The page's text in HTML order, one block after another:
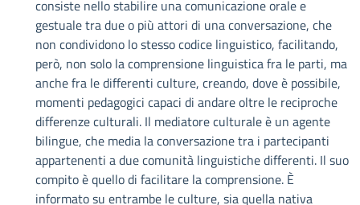
consiste nello stabilire una comunicazione orale e
gestuale tra due o più attori di una conversazione, che
non condividono lo stesso codice linguistico, facilitando,
però, non solo la comprensione linguistica fra le parti, ma
anche fra le differenti culture, creando, dove è possibile,
momenti pedagogici capaci di andare oltre le reciproche
differenze culturali. Il mediatore culturale è un agente
bilingue, che media la conversazione tra i partecipanti
appartenenti a due comunità linguistiche differenti. Il suo
compito è quello di facilitare la comprensione. È
informato su entrambe le culture, sia quella nativa